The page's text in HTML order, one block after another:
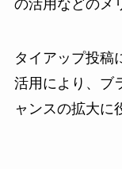
の活用などのメ
タイアップ投稿
活用により、ブ
ャンスの拡大に